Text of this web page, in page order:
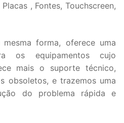
, Fontes, Touchscreen,
forma, oferece uma
os equipamentos cujo
mais o suporte técnico,
obsoletos, e trazemos uma
do problema rápida e